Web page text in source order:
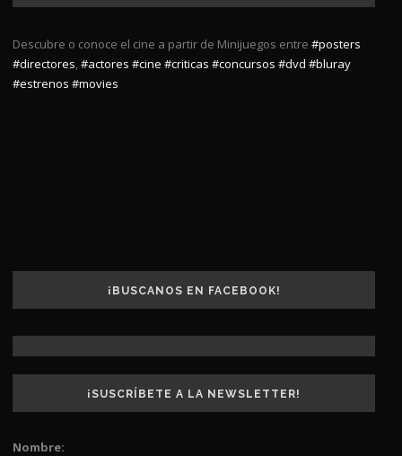
Descubre o conoce el cine a partir de Minijuegos entre #posters
#directores,#actores #cine #criticas #concursos #dvd #bluray
#estrenos #movies
¡BUSCANOS EN FACEBOOK!
¡SUSCRÍBETE A LA NEWSLETTER!
Nombre: